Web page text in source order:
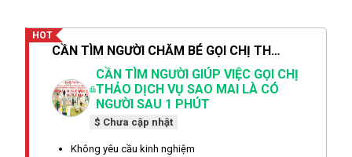
CẦN TÌM NGƯỜI CHĂM BÉ GỌI CHỊ THẢO DỊCH VỤ SAO MAI LÀ CÓ NGƯỜI SAU 1 PHÚT
CẦN TÌM NGƯỜI GIÚP VIỆC GỌI CHỊ
THẢO DỊCH VỤ SAO MAI LÀ CÓ
NGƯỜI SAU 1 PHÚT
$ Chưa cập nhật
Không yêu cầu kinh nghiệm
HOT